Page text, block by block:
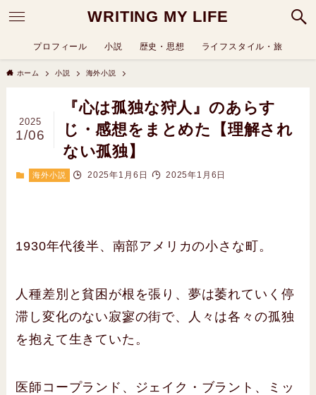
WRITING MY LIFE
プロフィール 小説 歴史・思想 ライフスタイル・旅
ホーム 小説 海外小説
『心は孤独な狩人』のあらす
じ・感想をまとめた【理解され
ない孤独】
2025
1/06
海外小説 2025年1月6日 2025年1月6日
1930年代後半、南部アメリカの小さな町。
人種差別と貧困が根を張り、夢は萎れていく停
滞し変化のない寂寥の街で、人々は各々の孤独
を抱えて生きていた。
医師コープランド、ジェイク・ブラント、ミッ